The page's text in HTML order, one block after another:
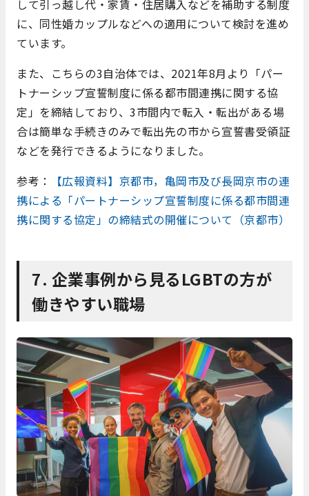
して引っ越し代・家賃・住居購入などを補助する制度
に、同性婚カップルなどへの適用について検討を進め
ています。
また、こちらの3自治体では、2021年8月より「パー
トナーシップ宣誓制度に係る都市間連携に関する協
定」を締結しており、3市間内で転入・転出がある場
合は簡単な手続きのみで転出先の市から宣誓書受領証
などを発行できるようになりました。
参考：
【広報資料】京都市，亀岡市及び長岡京市の連
携による「パートナーシップ宣誓制度に係る都市間連
携に関する協定」の締結式の開催について（京都市）
7. 企業事例から見るLGBTの方が
働きやすい職場